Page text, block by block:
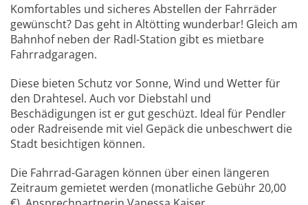
Komfortables und sicheres Abstellen der Fahrräder
gewünscht? Das geht in Altötting wunderbar! Gleich am
Bahnhof neben der Radl-Station gibt es mietbare
Fahrradgaragen.
Diese bieten Schutz vor Sonne, Wind und Wetter für
den Drahtesel. Auch vor Diebstahl und
Beschädigungen ist er gut geschüzt. Ideal für Pendler
oder Radreisende mit viel Gepäck die unbeschwert die
Stadt besichtigen können.
Die Fahrrad-Garagen können über einen längeren
Zeitraum gemietet werden (monatliche Gebühr 20,00